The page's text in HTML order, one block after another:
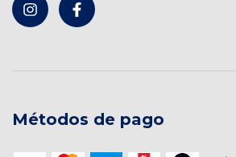
Métodos de pago